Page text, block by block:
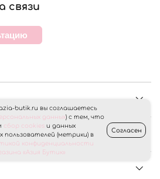
связи
butik.ru вы соглашаетесь
данных) с тем, что
сбор cookies и данных
пользователей (метрики) в
конфиденциальности
«Азия Бутик»
Согласен